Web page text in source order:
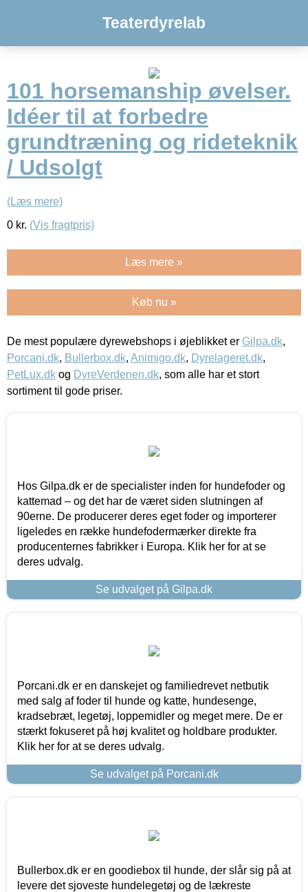
Teaterdyrelab
101 horsemanship øvelser.
Idéer til at forbedre
grundtræning og rideteknik
/ Udsolgt
(Læs mere)
0 kr. (Vis fragtpris)
Læs mere »
Køb nu »
De mest populære dyrewebshops i øjeblikket er Gilpa.dk,
Porcani.dk, Bullerbox.dk, Animigo.dk, Dyrelageret.dk,
PetLux.dk og DyreVerdenen.dk, som alle har et stort
sortiment til gode priser.
Hos Gilpa.dk er de specialister inden for hundefoder og
kattemad – og det har de været siden slutningen af
90erne. De producerer deres eget foder og importerer
ligeledes en række hundefodermærker direkte fra
producenternes fabrikker i Europa. Klik her for at se
deres udvalg.
Se udvalget på Gilpa.dk
Porcani.dk er en danskejet og familiedrevet netbutik
med salg af foder til hunde og katte, hundesenge,
kradsebræt, legetøj, loppemidler og meget mere. De er
stærkt fokuseret på høj kvalitet og holdbare produkter.
Klik her for at se deres udvalg.
Se udvalget på Porcani.dk
Bullerbox.dk er en goodiebox til hunde, der slår sig på at
levere det sjoveste hundelegetøj og de lækreste